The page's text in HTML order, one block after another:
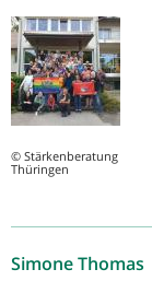
© Stärkenberatung
Thüringen
Simone Thomas